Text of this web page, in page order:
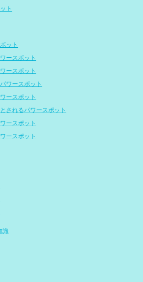
ト
ット
ースポット
ースポット
ワースポット
ースポット
されるパワースポット
ースポット
ースポット
識